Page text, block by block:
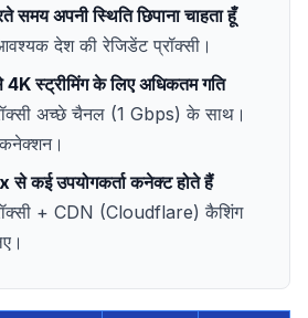
अपनी स्थिति छिपाना चाहता हूँ
देश की रेजिडेंट प्रॉक्सी।
4K स्ट्रीमिंग के लिए अधिकतम गति
अच्छे चैनल (1 Gbps) के साथ।
से कई उपयोगकर्ता कनेक्ट होते हैं
+ CDN (Cloudflare) कैशिंग